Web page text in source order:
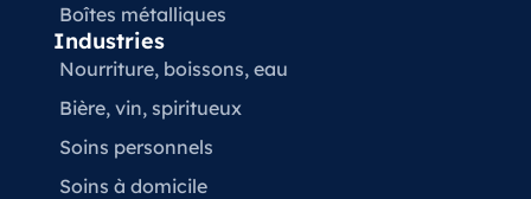
Boîtes métalliques
Industries
Nourriture, boissons, eau
Bière, vin, spiritueux
Soins personnels
Soins à domicile